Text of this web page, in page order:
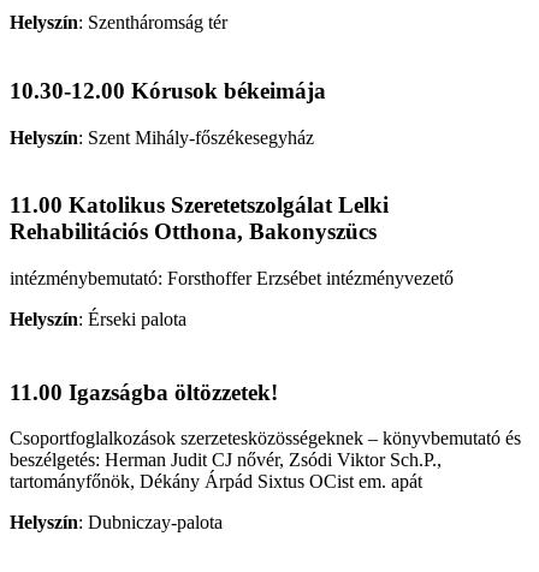
Helyszín: Szentháromság tér
10.30-12.00 Kórusok békeimája
Helyszín: Szent Mihály-főszékesegyház
11.00 Katolikus Szeretetszolgálat Lelki
Rehabilitációs Otthona, Bakonyszücs
intézménybemutató: Forsthoffer Erzsébet intézményvezető
Helyszín: Érseki palota
11.00 Igazságba öltözzetek!
Csoportfoglalkozások szerzetesközösségeknek – könyvbemutató és
beszélgetés: Herman Judit CJ nővér, Zsódi Viktor Sch.P.,
tartományfőnök, Dékány Árpád Sixtus OCist em. apát
Helyszín: Dubniczay-palota